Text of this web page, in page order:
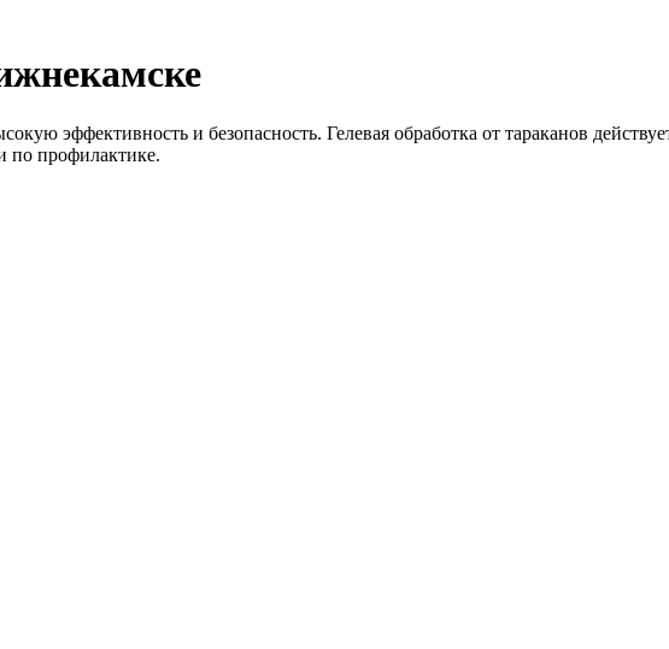
эффективность и безопасность. Гелевая обработка от тараканов
по профилактике.